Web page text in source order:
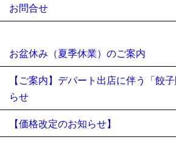
お問合せ
お盆休み（夏季休業）のご案内
【ご案内】デパート出店に伴う「餃
らせ
【価格改定のお知らせ】